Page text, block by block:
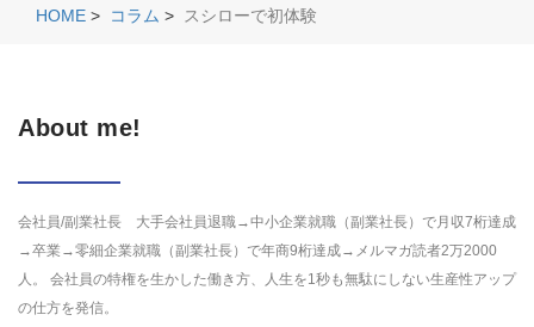
HOME > コラム > スシローで初体験
About me!
会社員/副業社長 大手会社員退職→中小企業就職（副業社長）で月収7桁達成
→卒業→零細企業就職（副業社長）で年商9桁達成→メルマガ読者2万2000
人。 会社員の特権を生かした働き方、人生を1秒も無駄にしない生産性アップ
の仕方を発信。